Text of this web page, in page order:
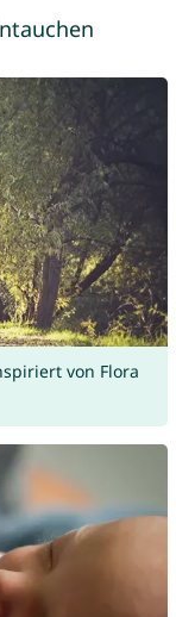
von Flora